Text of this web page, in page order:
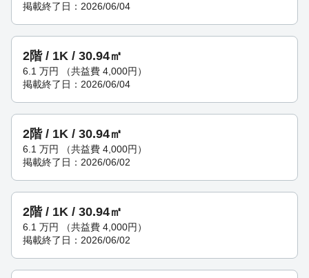
掲載終了日：2026/06/04
2階 / 1K / 30.94㎡
6.1 万円
（共益費 4,000円）
掲載終了日：2026/06/04
2階 / 1K / 30.94㎡
6.1 万円
（共益費 4,000円）
掲載終了日：2026/06/02
2階 / 1K / 30.94㎡
6.1 万円
（共益費 4,000円）
掲載終了日：2026/06/02